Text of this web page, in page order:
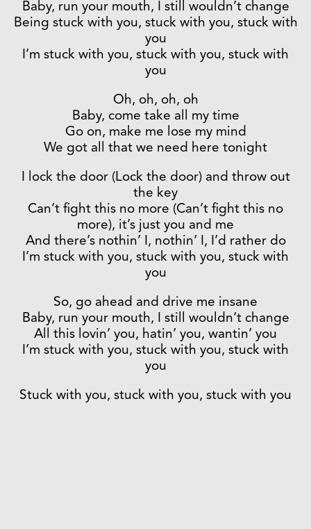
Baby, run your mouth, I still wouldn’t change
Being stuck with you, stuck with you, stuck with
you
I’m stuck with you, stuck with you, stuck with
you
Oh, oh, oh, oh
Baby, come take all my time
Go on, make me lose my mind
We got all that we need here tonight
I lock the door (Lock the door) and throw out
the key
Can’t fight this no more (Can’t fight this no
more), it’s just you and me
And there’s nothin’ I, nothin’ I, I’d rather do
I’m stuck with you, stuck with you, stuck with
you
So, go ahead and drive me insane
Baby, run your mouth, I still wouldn’t change
All this lovin’ you, hatin’ you, wantin’ you
I’m stuck with you, stuck with you, stuck with
you
Stuck with you, stuck with you, stuck with you